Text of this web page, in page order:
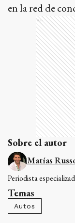
en la red de
Ads
Sobre el autor
Matías
Periodista
Temas
Autos